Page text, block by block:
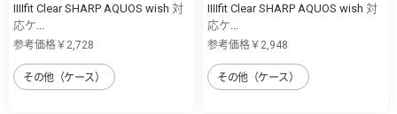
IIIIfit Clear SHARP AQUOS wish 対
応ケ...
参考価格￥2,728
その他（ケース）
IIIIfit Clear SHARP AQUOS wish 対
応ケ...
参考価格￥2,948
その他（ケース）